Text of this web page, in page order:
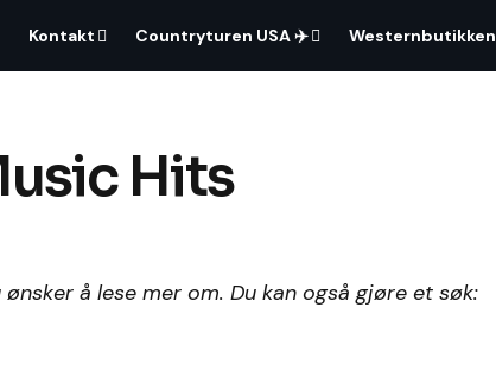
Kontakt Countryturen USA ✈️ Westernbutikken
Hits
å lese mer om. Du kan også gjøre et søk: